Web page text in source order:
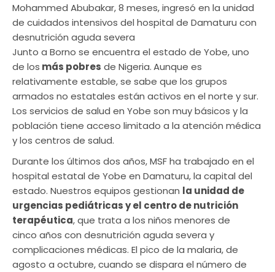
Mohammed Abubakar, 8 meses, ingresó en la unidad
de cuidados intensivos del hospital de Damaturu con
desnutrición aguda severa
Junto a Borno se encuentra el estado de Yobe, uno
de los más pobres de Nigeria.Aunque es
relativamente estable, se sabe que los grupos
armados no estatales están activos en el norte y sur.
Los servicios de salud en Yobe son muy básicos y la
población tiene acceso limitado a la atención médica
y los centros de salud.
Durante los últimos dos años, MSF ha trabajado en el
hospital estatal de Yobe en Damaturu, la capital del
estado. Nuestros equipos gestionan la unidad de
urgencias pediátricas y el centro de nutrición
terapéutica, que trata a los niños menores de
cinco años con desnutrición aguda severa y
complicaciones médicas. El pico de la malaria, de
agosto a octubre, cuando se dispara el número de